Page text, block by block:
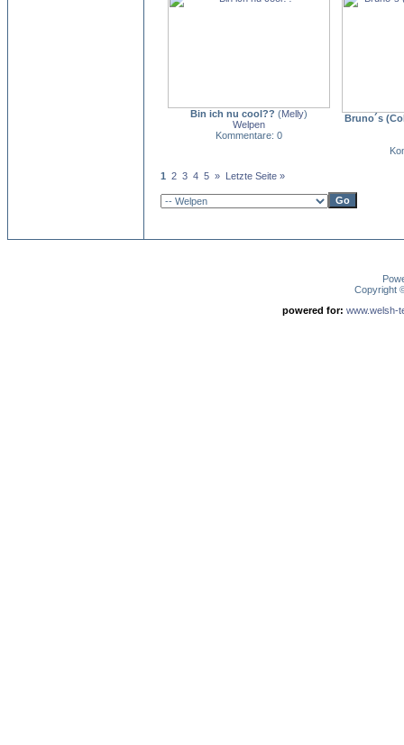
Bin ich nu cool?? (Melly)
Welpen
Kommentare: 0
Bruno´s
1 2 3 4 5 » Letzte Seite »
Copyright
powered for: www.welsh-